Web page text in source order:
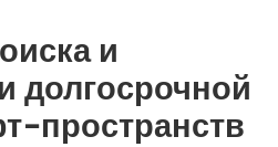
и
долгосрочной
пространств